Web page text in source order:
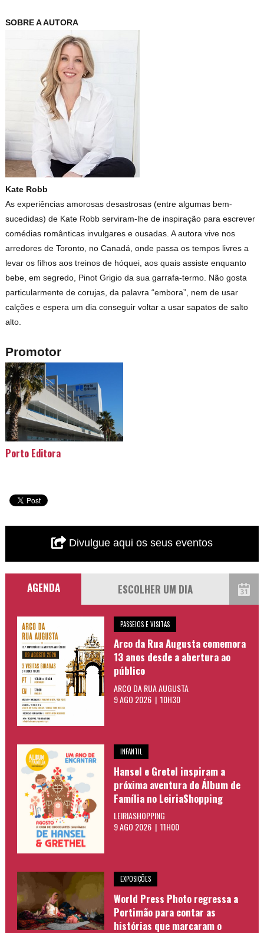
SOBRE A AUTORA
Kate Robb
As experiências amorosas desastrosas (entre algumas bem-
sucedidas) de Kate Robb serviram-lhe de inspiração para escrever
comédias românticas invulgares e ousadas. A autora vive nos
arredores de Toronto, no Canadá, onde passa os tempos livres a
levar os filhos aos treinos de hóquei, aos quais assiste enquanto
bebe, em segredo, Pinot Grigio da sua garrafa-termo. Não gosta
particularmente de corujas, da palavra “embora”, nem de usar
calções e espera um dia conseguir voltar a usar sapatos de salto
alto.
Promotor
Porto Editora
Divulgue aqui os seus eventos
AGENDA
PASSEIOS E VISITAS
Arco da Rua Augusta comemora
13 anos desde a abertura ao
público
ARCO DA RUA AUGUSTA
9 AGO 2026 | 10H30
INFANTIL
Hansel e Gretel inspiram a
próxima aventura do Álbum de
Família no LeiriaShopping
LEIRIASHOPPING
9 AGO 2026 | 11H00
EXPOSIÇÕES
World Press Photo regressa a
Portimão para contar as
histórias que marcaram o